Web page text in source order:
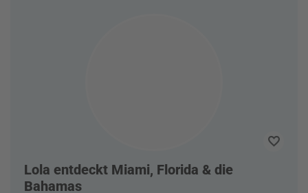
Lola entdeckt Miami, Florida & die
Bahamas